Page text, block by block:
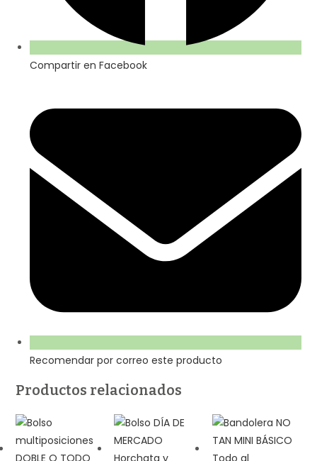
Compartir en Facebook
Recomendar por correo este producto
Productos relacionados